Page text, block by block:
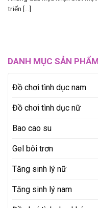
DANH MỤC SẢN PHẨM
Đồ chơi tình dục nam
Đồ chơi tình dục nữ
Bao cao su
Gel bôi trơn
Tăng sinh lý nữ
Tăng sinh lý nam
triển [...]